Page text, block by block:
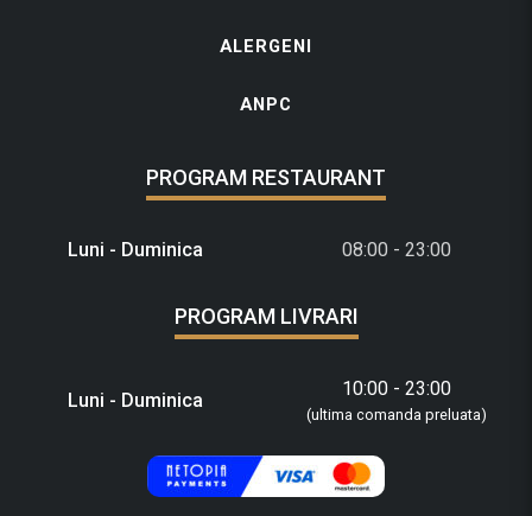
ALERGENI
ANPC
PROGRAM RESTAURANT
Luni - Duminica 08:00 - 23:00
PROGRAM LIVRARI
Luni - Duminica 10:00 - 23:00
(ultima comanda preluata)